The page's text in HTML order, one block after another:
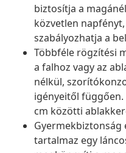
biztosítja a
közvetlen
szabályozhatja a
Többféle rögzítési
a falhoz vagy az
nélkül,
igényeitől függően.
cm közötti
Gyermekbiztonság
tartalmaz egy